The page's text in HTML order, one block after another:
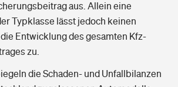
aus. Allein eine
Typklasse lässt jedoch keinen
Entwicklung des gesamten Kfz-
zu.
die Schaden- und Unfallbilanzen